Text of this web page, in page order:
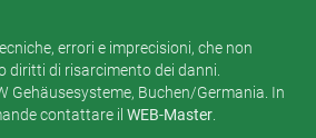
errori e imprecisioni, che non
diritti di risarcimento dei danni.
Gehäusesysteme, Buchen/Germania. In
contattare il WEB-Master.